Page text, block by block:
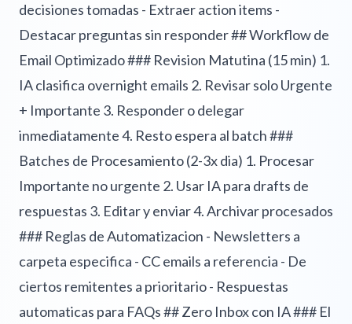
decisiones tomadas - Extraer action items -
Destacar preguntas sin responder ## Workflow de
Email Optimizado ### Revision Matutina (15 min) 1.
IA clasifica overnight emails 2. Revisar solo Urgente
+ Importante 3. Responder o delegar
inmediatamente 4. Resto espera al batch ###
Batches de Procesamiento (2-3x dia) 1. Procesar
Importante no urgente 2. Usar IA para drafts de
respuestas 3. Editar y enviar 4. Archivar procesados
### Reglas de Automatizacion - Newsletters a
carpeta especifica - CC emails a referencia - De
ciertos remitentes a prioritario - Respuestas
automaticas para FAQs ## Zero Inbox con IA ### El